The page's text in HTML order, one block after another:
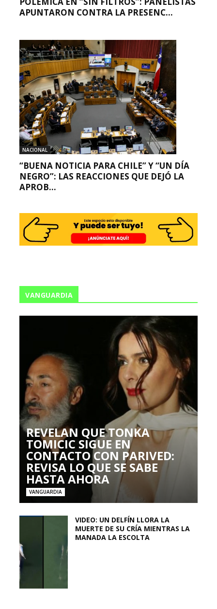
APUNTARON CONTRA LA PRESENC...
NACIONAL
“BUENA NOTICIA PARA CHILE” Y “UN DÍA
NEGRO”: LAS REACCIONES QUE DEJÓ LA
APROB...
VANGUARDIA
REVELAN QUE TONKA
TOMICIC SIGUE EN
CONTACTO CON PARIVED:
REVISA LO QUE SE SABE
HASTA AHORA
VANGUARDIA
VIDEO: UN DELFÍN LLORA LA
MUERTE DE SU CRÍA MIENTRAS LA
MANADA LA ESCOLTA